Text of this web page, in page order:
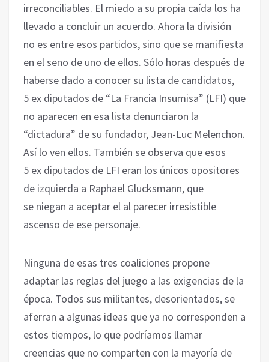
irreconciliables. El miedo a su propia caída los ha
llevado a concluir un acuerdo. Ahora la división
no es entre esos partidos, sino que se manifiesta
en el seno de uno de ellos. Sólo horas después de
haberse dado a conocer su lista de candidatos,
5 ex diputados de “La Francia Insumisa” (LFI) que
no aparecen en esa lista denunciaron la
“dictadura” de su fundador, Jean-Luc Melenchon.
Así lo ven ellos. También se observa que esos
5 ex diputados de LFI eran los únicos opositores
de izquierda a Raphael Glucksmann, que
se niegan a aceptar el al parecer irresistible
ascenso de ese personaje.
Ninguna de esas tres coaliciones propone
adaptar las reglas del juego a las exigencias de la
época. Todos sus militantes, desorientados, se
aferran a algunas ideas que ya no corresponden a
estos tiempos, lo que podríamos llamar
creencias que no comparten con la mayoría de